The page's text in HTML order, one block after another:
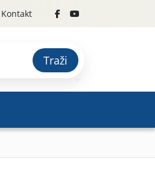
Kontakt
Traži